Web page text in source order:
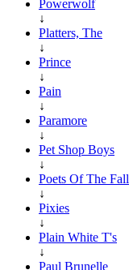
Powerwolf
↓
Platters, The
↓
Prince
↓
Pain
↓
Paramore
↓
Pet Shop Boys
↓
Poets Of The Fall
↓
Pixies
↓
Plain White T's
↓
Paul Brunelle